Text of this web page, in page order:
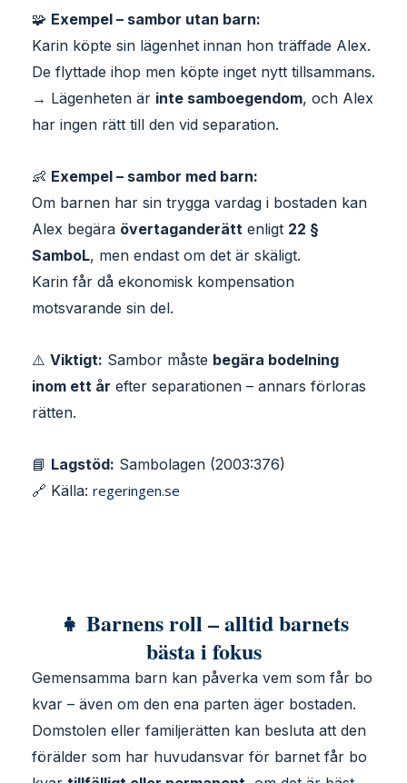
🧩 Exempel – sambor utan barn:
Karin köpte sin lägenhet innan hon träffade Alex.
De flyttade ihop men köpte inget nytt tillsammans.
→ Lägenheten är inte samboegendom, och Alex
har ingen rätt till den vid separation.
👶 Exempel – sambor med barn:
Om barnen har sin trygga vardag i bostaden kan
Alex begära övertaganderätt enligt 22 §
SamboL, men endast om det är skäligt.
Karin får då ekonomisk kompensation
motsvarande sin del.
⚠️ Viktigt: Sambor måste begära bodelning
inom ett år efter separationen – annars förloras
rätten.
📘 Lagstöd: Sambolagen (2003:376)
🔗 Källa: regeringen.se
👧 Barnens roll – alltid barnets
bästa i fokus
Gemensamma barn kan påverka vem som får bo
kvar – även om den ena parten äger bostaden.
Domstolen eller familjerätten kan besluta att den
förälder som har huvudansvar för barnet får bo